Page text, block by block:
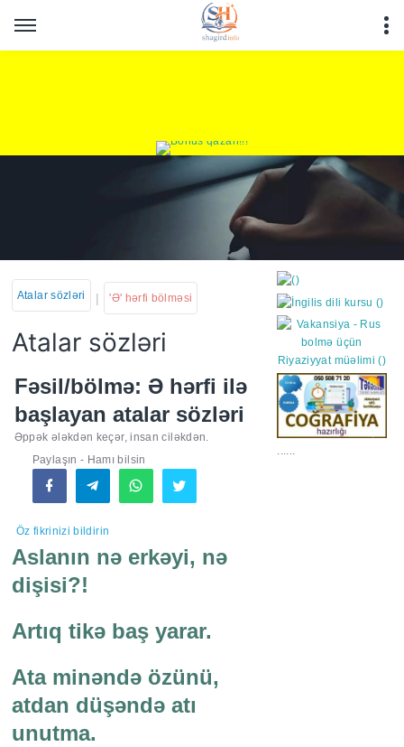
Atalar sözləri | 'Ə' hərfi bölməsi
Atalar sözləri
Fəsil/bölmə: Ə hərfi ilə
başlayan atalar sözləri
Əppək ələkdən keçər, insan ciləkdən.
Paylaşın - Hamı bilsin
Öz fikrinizi bildirin
Aslanın nə erkəyi, nə
dişisi?!
Artıq tikə baş yarar.
Ata minəndə özünü,
atdan düşəndə atı
unutma.
https://wa.me/
......